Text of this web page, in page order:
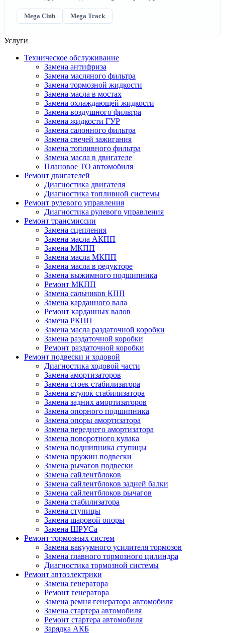
Mega Club Mega Track
Услуги
Техническое обслуживание
Замена антифриза
Замена масляного фильтра
Замена тормозной жидкости
Замена масла в мостах
Замена охлаждающей жидкости
Замена воздушного фильтра
Замена жидкости ГУР
Замена салонного фильтра
Замена свечей зажигания
Замена топливного фильтра
Замена масла в двигателе
Плановое ТО автомобиля
Ремонт двигателей
Диагностика двигателя
Диагностика топливной системы
Ремонт рулевого управления
Диагностика рулевого управления
Ремонт трансмиссии
Замена сцепления
Замена масла АКПП
Замена МКПП
Замена масла МКПП
Замена масла в редукторе
Замена выжимного подшипника
Ремонт МКПП
Замена сальников КПП
Замена карданного вала
Ремонт карданных валов
Замена РКПП
Замена масла раздаточной коробки
Замена раздаточной коробки
Ремонт раздаточной коробки
Ремонт подвески и ходовой
Диагностика ходовой части
Замена амортизаторов
Замена стоек стабилизатора
Замена втулок стабилизатора
Замена задних амортизаторов
Замена опорного подшипника
Замена опоры амортизатора
Замена переднего амортизатора
Замена поворотного кулака
Замена подшипника ступицы
Замена пружин подвески
Замена рычагов подвески
Замена сайлентблоков
Замена сайлентблоков задней балки
Замена сайлентблоков рычагов
Замена стабилизатора
Замена ступицы
Замена шаровой опоры
Замена ШРУСа
Ремонт тормозных систем
Замена вакуумного усилителя тормозов
Замена главного тормозного цилиндра
Диагностика тормозной системы
Ремонт автоэлектрики
Замена генератора
Ремонт генератора
Замена ремня генератора автомобиля
Замена стартера автомобиля
Ремонт стартера автомобиля
Зарядка АКБ